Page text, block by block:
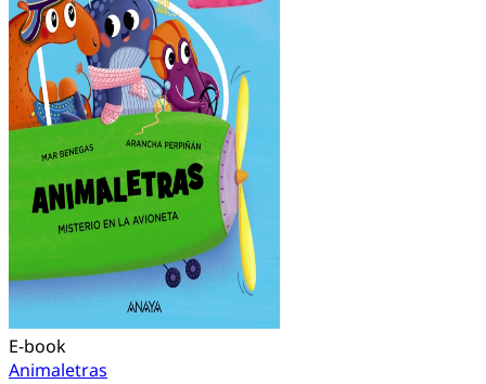
E-book
Animaletras